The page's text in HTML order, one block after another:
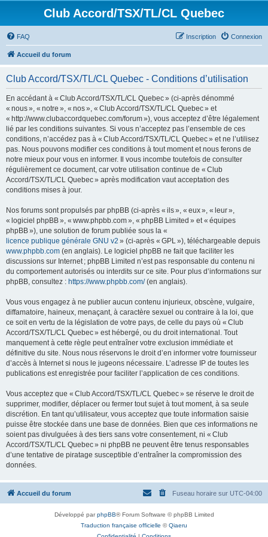
Club Accord/TSX/TL/CL Quebec
FAQ Connexion
Inscription
Accueil du forum
Club Accord/TSX/TL/CL Quebec - Conditions d’utilisation
En accédant à « Club Accord/TSX/TL/CL Quebec » (ci-après dénommé
« nous », « notre », « nos », « Club Accord/TSX/TL/CL Quebec » et
« http://www.clubaccordquebec.com/forum »), vous acceptez d’être légalement
lié par les conditions suivantes. Si vous n’acceptez pas l’ensemble de ces
conditions, n’accédez pas à « Club Accord/TSX/TL/CL Quebec » et ne l’utilisez
pas. Nous pouvons modifier ces conditions à tout moment et nous ferons de
notre mieux pour vous en informer. Il vous incombe toutefois de consulter
régulièrement ce document, car votre utilisation continue de « Club
Accord/TSX/TL/CL Quebec » après modification vaut acceptation des
conditions mises à jour.
Nos forums sont propulsés par phpBB (ci-après « ils », « eux », « leur »,
« logiciel phpBB », « www.phpbb.com », « phpBB Limited » et « équipes
phpBB »), une solution de forum publiée sous la «
licence publique générale GNU v2 » (ci-après « GPL »), téléchargeable depuis
www.phpbb.com (en anglais). Le logiciel phpBB ne fait que faciliter les
discussions sur Internet ; phpBB Limited n’est pas responsable du contenu ni
du comportement autorisés ou interdits sur ce site. Pour plus d’informations sur
phpBB, consultez : https://www.phpbb.com/(en anglais).
Vous vous engagez à ne publier aucun contenu injurieux, obscène, vulgaire,
diffamatoire, haineux, menaçant, à caractère sexuel ou contraire à la loi, que
ce soit en vertu de la législation de votre pays, de celle du pays où « Club
Accord/TSX/TL/CL Quebec » est hébergé, ou du droit international. Tout
manquement à cette règle peut entraîner votre exclusion immédiate et
définitive du site. Nous nous réservons le droit d’en informer votre fournisseur
d’accès à Internet si nous le jugeons nécessaire. L’adresse IP de toutes les
publications est enregistrée pour faciliter l’application de ces conditions.
Vous acceptez que « Club Accord/TSX/TL/CL Quebec » se réserve le droit de
supprimer, modifier, déplacer ou fermer tout sujet à tout moment, à sa seule
discrétion. En tant qu’utilisateur, vous acceptez que toute information saisie
puisse être stockée dans une base de données. Bien que ces informations ne
soient pas divulguées à des tiers sans votre consentement, ni « Club
Accord/TSX/TL/CL Quebec » ni phpBB ne peuvent être tenus responsables
d’une tentative de piratage susceptible d’entraîner la compromission des
données.
Accueil du forum Fuseau horaire sur UTC-04:00
Développé parphpBB® Forum Software © phpBB Limited
Traduction française officielle ©Qiaeru